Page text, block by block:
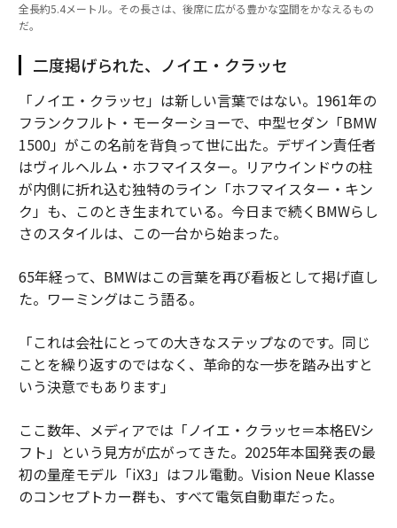
全長約5.4メートル。その長さは、後席に広がる豊かな空間をかなえるもの
だ。
二度掲げられた、ノイエ・クラッセ
「ノイエ・クラッセ」は新しい言葉ではない。1961年の
フランクフルト・モーターショーで、中型セダン「BMW
1500」がこの名前を背負って世に出た。デザイン責任者
はヴィルヘルム・ホフマイスター。リアウインドウの柱
が内側に折れ込む独特のライン「ホフマイスター・キン
ク」も、このとき生まれている。今日まで続くBMWらし
さのスタイルは、この一台から始まった。
65年経って、BMWはこの言葉を再び看板として掲げ直し
た。ワーミングはこう語る。
「これは会社にとっての大きなステップなのです。同じ
ことを繰り返すのではなく、革命的な一歩を踏み出すと
いう決意でもあります」
ここ数年、メディアでは「ノイエ・クラッセ＝本格EVシ
フト」という見方が広がってきた。2025年本国発表の最
初の量産モデル「iX3」はフル電動。Vision Neue Klasse
のコンセプトカー群も、すべて電気自動車だった。